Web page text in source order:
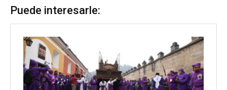
Puede interesarle: